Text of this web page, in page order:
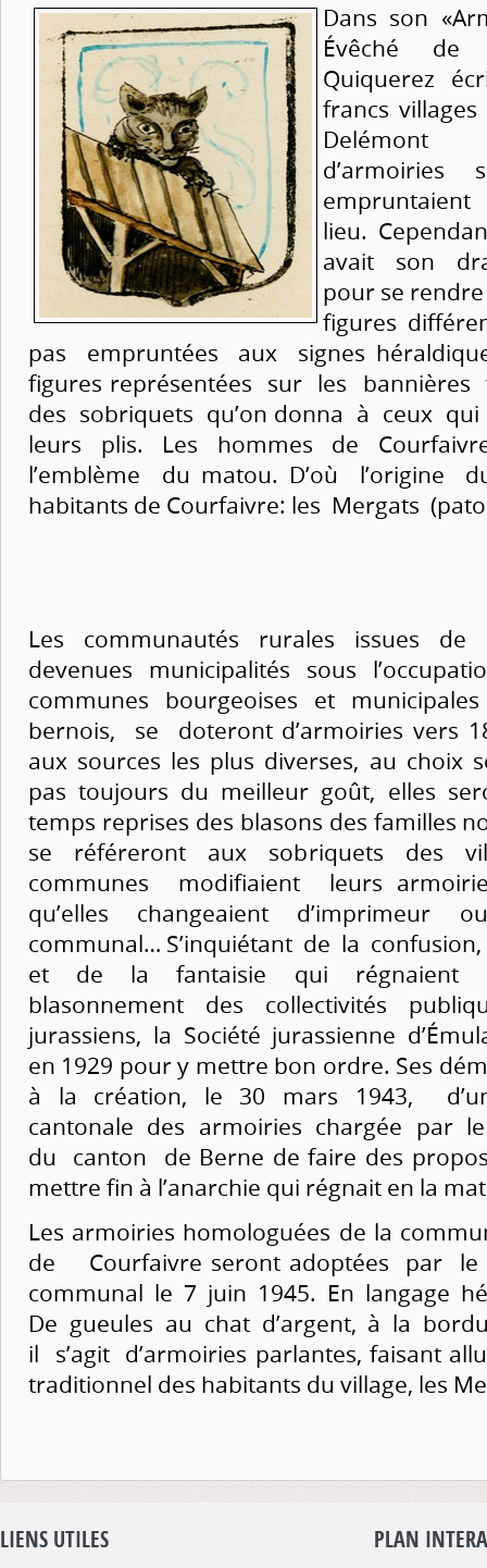
Dans son
Évêché de
Quiquerez
francs
Delémont
d’armoiries
lieu.
avait son
pour se
figures
pas empruntées aux signes
figures représentées sur les bannières
des sobriquets qu’on donna à ceux
leurs plis. Les hommes de
l’emblème du matou. D’où l’origine
habitants de Courfaivre: les Mergats
Les communautés rurales issues de
devenues municipalités sous
communes bourgeoises et
bernois, se doteront d’armoiries vers
aux sources les plus diverses, au choix
pas toujours du meilleur goût, elles
temps reprises des blasons des familles
se référeront aux sobriquets des
communes modifiaient leurs
qu’elles changeaient d’imprimeur
communal… S’inquiétant de la
et de la fantaisie qui régnaient
blasonnement des collectivités
jurassiens, la Société jurassienne
en 1929 pour y mettre bon ordre. Ses
à la création, le 30 mars 1943,
cantonale des armoiries chargée par
du canton de Berne de faire des
mettre fin à l’anarchie qui régnait en la
Les armoiries homologuées de la
de Courfaivre seront adoptées par le
communal le 7 juin 1945. En langage
De gueules au chat d’argent, à la
il s’agit d’armoiries parlantes, faisant
traditionnel des habitants du village, les
LIENS UTILES PLAN